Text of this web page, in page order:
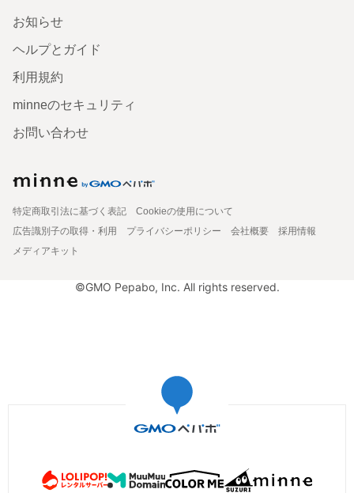
お知らせ
ヘルプとガイド
利用規約
minneのセキュリティ
お問い合わせ
特定商取引法に基づく表記
Cookieの使用について
広告識別子の取得・利用
プライバシーポリシー 会社概要
採用情報
メディアキット
©GMO Pepabo, Inc. All rights reserved.